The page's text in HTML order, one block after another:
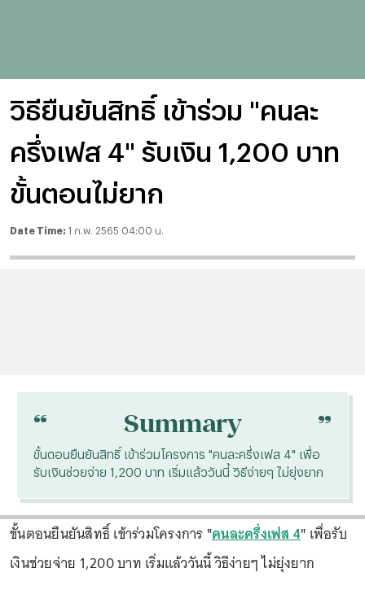
วิธียืนยันสิทธิ์ เข้าร่วม "คนละ
ครึ่งเฟส 4" รับเงิน 1,200 บาท
ขั้นตอนไม่ยาก
Date Time: 1 ก.พ. 2565 04:00 น.
“ Summary “
ขั้นตอนยืนยันสิทธิ์ เข้าร่วมโครงการ "คนละครึ่งเฟส 4" เพื่อ
รับเงินช่วยจ่าย 1,200 บาท เริ่มแล้ววันนี้ วิธีง่ายๆ ไม่ยุ่งยาก
ขั้นตอนยืนยันสิทธิ์ เข้าร่วมโครงการ "คนละครึ่งเฟส 4" เพื่อรับ
เงินช่วยจ่าย 1,200 บาท เริ่มแล้ววันนี้ วิธีง่ายๆ ไม่ยุ่งยาก